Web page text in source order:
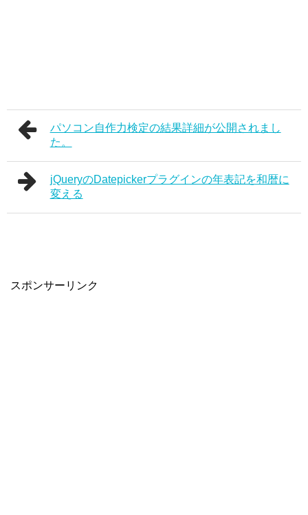
パソコン自作力検定の結果詳細が公開されまし
た。
jQueryのDatepickerプラグインの年表記を和暦に
変える
スポンサーリンク